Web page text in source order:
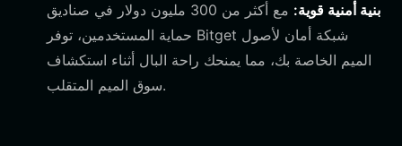
بنية أمنية قوية:
مع أكثر من 300 مليون دولار في صناديق
حماية المستخدمين، توفر Bitget شبكة أمان لأصول
الميم الخاصة بك، مما يمنحك راحة البال أثناء استكشاف
سوق الميم المتقلب.